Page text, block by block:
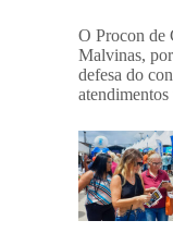
O Procon de
Malvinas,
defesa do